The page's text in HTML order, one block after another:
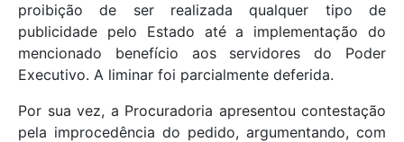
proibição de ser realizada qualquer tipo de
publicidade pelo Estado até a implementação do
mencionado benefício aos servidores do Poder
Executivo. A liminar foi parcialmente deferida.
Por sua vez, a Procuradoria apresentou contestação
pela improcedência do pedido, argumentando, com